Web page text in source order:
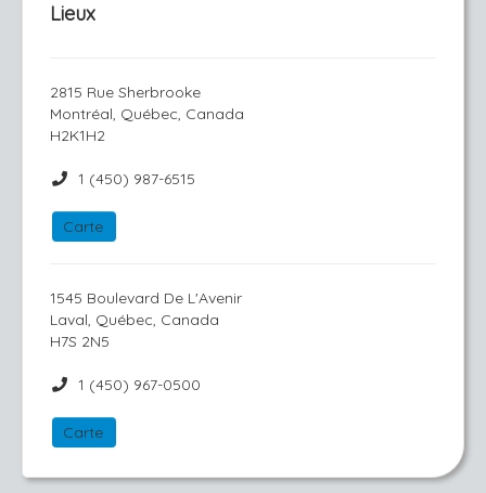
Lieux
2815 Rue Sherbrooke
Montréal, Québec, Canada
H2K1H2
1 (450) 987-6515
Carte
1545 Boulevard De L'Avenir
Laval, Québec, Canada
H7S 2N5
1 (450) 967-0500
Carte